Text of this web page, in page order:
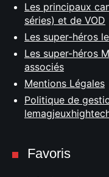
Les principaux
séries) et de VOD
Les super-héros
Les super-héros
associés
Mentions Légales
Politique de
Favoris